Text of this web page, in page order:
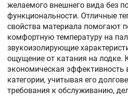
желаемого внешнего вида без
функциональности. Отличные
свойства материала помогают
комфортную температуру на
звукоизолирующие
ощущение от катания на лодке.
экономическая эффективность
категории, учитывая его
требования к обслуживанию,